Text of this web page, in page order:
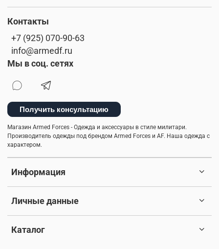
Информация
Личные данные
Каталог
Контакты
+7 (925) 070-90-63
info@armedf.ru
Мы в соц. сетях
Получить консультацию
Магазин Armed Forces - Одежда и аксессуары в стиле милитари.
Производитель одежды под брендом Armed Forces и AF. Наша одежда с
характером.